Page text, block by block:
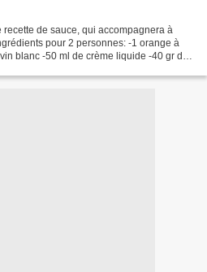
de sauce, qui accompagnera à
pour 2 personnes: -1 orange à
blanc -50 ml de crème liquide -40 gr de